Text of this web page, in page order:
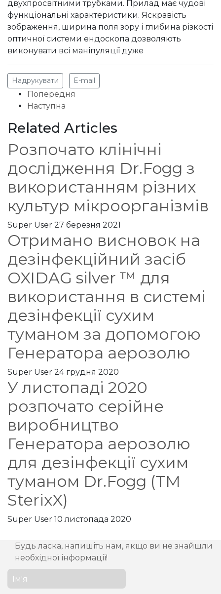
двухпросвітними трубками. Прилад має чудові
функціональні характеристики. Яскравість
зображення, ширина поля зору і глибина різкості
оптичної системи ендоскопа дозволяють
виконувати всі маніпуляції дуже
Надрукувати E-mail
Попередня
Наступна
Related Articles
Розпочато клінічні
дослідження Dr.Fogg з
використанням різних
культур мікроорганізмів
Super User 27 березня 2021
Отримано висновок на
дезінфекційний засіб
OXIDAG silver ™ для
використання в системі
дезінфекції сухим
туманом за допомогою
Генератора аерозолю
Super User 24 грудня 2020
У листопаді 2020
розпочато серійне
виробництво
Генератора аерозолю
для дезінфекції сухим
туманом Dr.Fogg (TM
SterixX)
Super User 10 листопада 2020
Будь ласка, напишіть нам, якщо ви не знайшли
необхідної інформації!